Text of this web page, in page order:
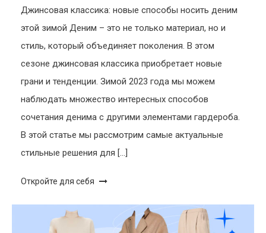
Джинсовая классика: новые способы носить деним
этой зимой Деним – это не только материал, но и
стиль, который объединяет поколения. В этом
сезоне джинсовая классика приобретает новые
грани и тенденции. Зимой 2023 года мы можем
наблюдать множество интересных способов
сочетания денима с другими элементами гардероба.
В этой статье мы рассмотрим самые актуальные
стильные решения для […]
Откройте для себя